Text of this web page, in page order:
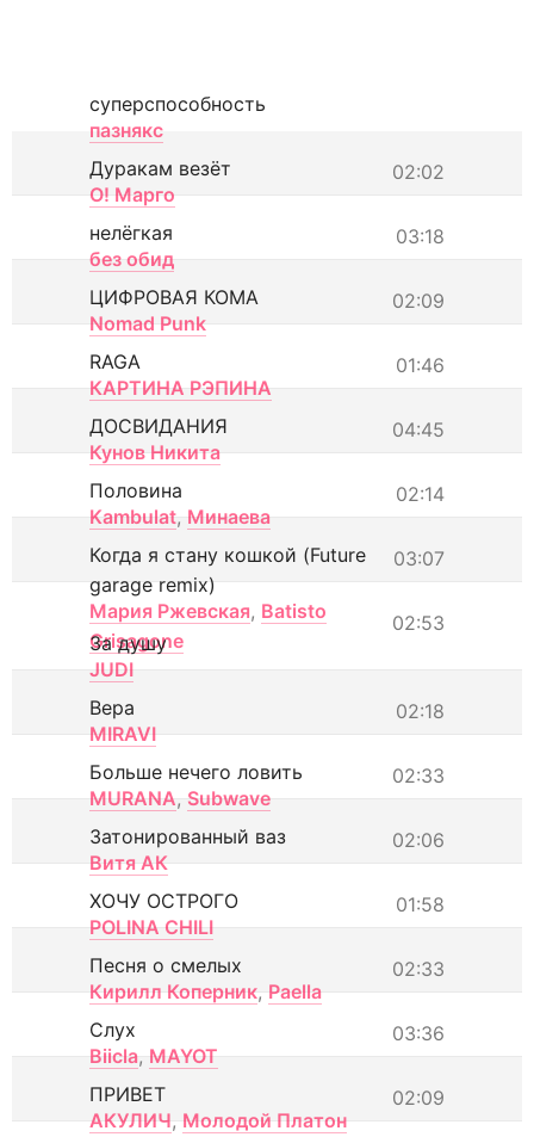
суперспособность
пазнякс
02:02
Дуракам везёт
О! Марго
03:18
нелёгкая
без обид
02:09
ЦИФРОВАЯ КОМА
Nomad Punk
01:46
RAGA
КАРТИНА РЭПИНА
04:45
ДОСВИДАНИЯ
Кунов Никита
02:14
Половина
Kambulat, Минаева
03:07
Когда я стану кошкой (Future
garage remix)
Мария Ржевская, Batisto
Grisagone
02:53
За душу
JUDI
02:18
Вера
MIRAVI
02:33
Больше нечего ловить
MURANA, Subwave
02:06
Затонированный ваз
Витя АК
01:58
ХОЧУ ОСТРОГО
POLINA CHILI
02:33
Песня о смелых
Кирилл Коперник, Paella
03:36
Слух
Biicla, MAYOT
02:09
ПРИВЕТ
АКУЛИЧ, Молодой Платон